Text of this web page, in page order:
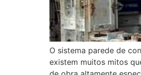
O sistema parede de
existem muitos mitos